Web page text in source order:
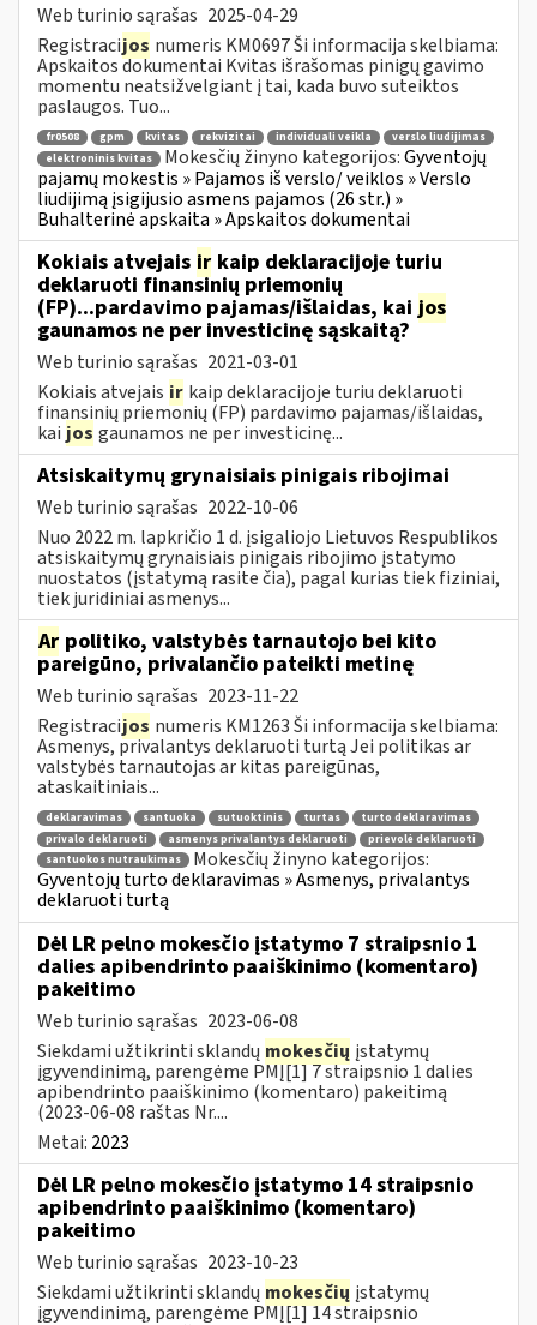
Web turinio sąrašas 2025-04-29
Registracijos numeris KM0697 Ši informacija skelbiama:
Apskaitos dokumentai Kvitas išrašomas pinigų gavimo
momentu neatsižvelgiant į tai, kada buvo suteiktos
paslaugos. Tuo...
fr0508 gpm kvitas rekvizitai individuali veikla
verslo liudijimas
elektroninis kvitas
Mokesčių žinyno kategorijos:Gyventojų
pajamų mokestis » Pajamos iš verslo/ veiklos » Verslo
liudijimą įsigijusio asmens pajamos (26 str.) »
Buhalterinė apskaita » Apskaitos dokumentai
Kokiais atvejais ir kaip deklaracijoje turiu
deklaruoti finansinių priemonių
(FP)...pardavimo pajamas/išlaidas, kai jos
gaunamos ne per investicinę sąskaitą?
Web turinio sąrašas 2021-03-01
Kokiais atvejais ir kaip deklaracijoje turiu deklaruoti
finansinių priemonių (FP) pardavimo pajamas/išlaidas,
kai jos gaunamos ne per investicinę...
Atsiskaitymų grynaisiais pinigais ribojimai
Web turinio sąrašas 2022-10-06
Nuo 2022 m. lapkričio 1 d. įsigaliojo Lietuvos Respublikos
atsiskaitymų grynaisiais pinigais ribojimo įstatymo
nuostatos (įstatymą rasite čia), pagal kurias tiek fiziniai,
tiek juridiniai asmenys...
Ar politiko, valstybės tarnautojo bei kito
pareigūno, privalančio pateikti metinę
Web turinio sąrašas 2023-11-22
Registracijos numeris KM1263 Ši informacija skelbiama:
Asmenys, privalantys deklaruoti turtą Jei politikas ar
valstybės tarnautojas ar kitas pareigūnas,
ataskaitiniais...
deklaravimas santuoka sutuoktinis turtas
turto deklaravimas
privalo deklaruoti
asmenys privalantys deklaruoti
prievolė deklaruoti
santuokos nutraukimas
Mokesčių žinyno kategorijos:
Gyventojų turto deklaravimas » Asmenys, privalantys
deklaruoti turtą
Dėl LR pelno mokesčio įstatymo 7 straipsnio 1
dalies apibendrinto paaiškinimo (komentaro)
pakeitimo
Web turinio sąrašas 2023-06-08
Siekdami užtikrinti sklandų mokesčių įstatymų
įgyvendinimą, parengėme PMĮ[1] 7 straipsnio 1 dalies
apibendrinto paaiškinimo (komentaro) pakeitimą
(2023-06-08 raštas Nr....
Metai: 2023
Dėl LR pelno mokesčio įstatymo 14 straipsnio
apibendrinto paaiškinimo (komentaro)
pakeitimo
Web turinio sąrašas 2023-10-23
Siekdami užtikrinti sklandų mokesčių įstatymų
įgyvendinimą, parengėme PMĮ[1] 14 straipsnio